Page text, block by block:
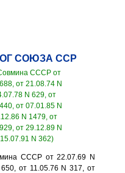
СОЮЗА ССР
СССР от
от 21.08.74 N
N 629, от
от 07.01.85 N
N 1479, от
от 29.12.89 N
N 362)
СССР от 22.07.69 N
от 11.05.76 N 317, от